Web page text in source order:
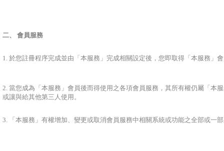
二、 會員服務
1. 於您註冊程序完成並由「本服務」完成相關設定後，您即取得「本服務」
2. 當您成為「本服務」會員後而得使用之各項會員服務，其所有權仍屬「本
或讓與給其他第三人使用。
3. 「本服務」有權增加、變更或取消會員服務中相關系統或功能之全部或一